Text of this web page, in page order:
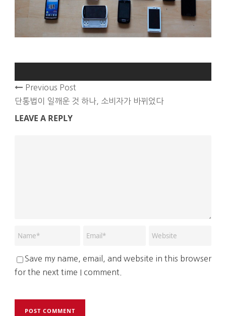
Previous Post
단통법이 일깨운 것 하나, 소비자가 바뀌었다
LEAVE A REPLY
Save my name, email, and website in this browser
for the next time I comment.